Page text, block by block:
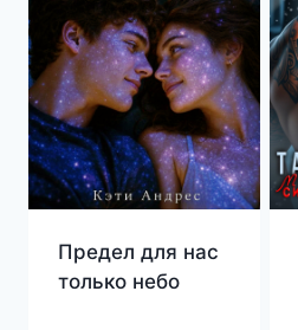
Предел для нас
только небо